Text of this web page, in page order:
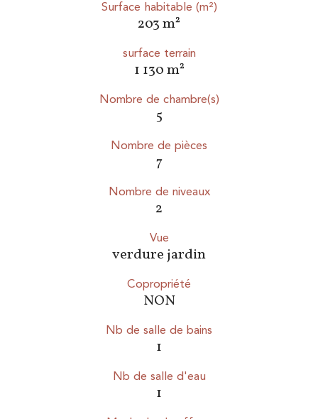
Surface habitable (m²)
203 m²
surface terrain
1 130 m²
Nombre de chambre(s)
5
Nombre de pièces
7
Nombre de niveaux
2
Vue
verdure jardin
Copropriété
NON
Nb de salle de bains
1
Nb de salle d'eau
1